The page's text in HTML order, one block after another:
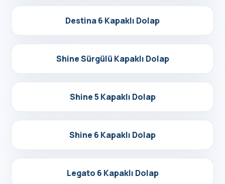
Detayları Gör
Destina 6 Kapaklı Dolap
Detayları Gör
Shine Sürgülü Kapaklı Dolap
Detayları Gör
Shine 5 Kapaklı Dolap
Detayları Gör
Shine 6 Kapaklı Dolap
Detayları Gör
Legato 6 Kapaklı Dolap